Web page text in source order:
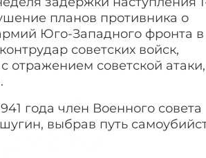
планов противника о
Юго-Западного фронта в
советских войск,
отражением советской
года член Военного совета
выбрав путь